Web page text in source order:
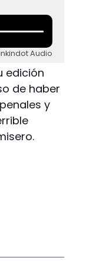
Audio
edición
de haber
y